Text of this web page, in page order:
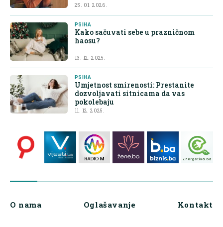
25. 01. 2026.
PSIHA
Kako sačuvati sebe u prazničnom
haosu?
13. 12. 2025.
PSIHA
Umjetnost smirenosti: Prestanite
dozvoljavati sitnicama da vas
pokolebaju
11. 12. 2025.
O nama Oglašavanje Kontakt